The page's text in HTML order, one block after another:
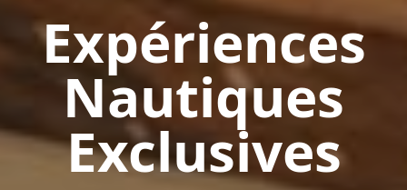
Expériences
Nautiques
Exclusives